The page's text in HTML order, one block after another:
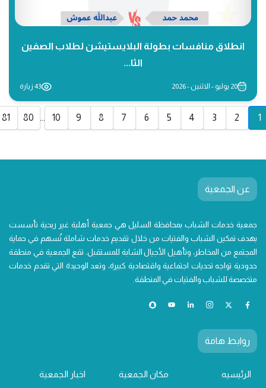
انطلاق منافسات بطولة البلايستيشن لطلاب الصفين
الثا...
20 يوليو - الاثنين - 2026 43 زيارة
1
2
3
4
5
6
7
8
9
10
...
80
81
عن الجمعية
جمعية خدمات الشباب بمحافظة السليل هي جمعية أهلية غير ربحية تأسست
بهدف تمكين الشباب والفتيات من خلال تقديم خدمات شاملة تُسهم في حماية
المجتمع من المخاطر، وتأهيل الأجيال الشابة للمستقبل. تقع الجمعية في منطقة
حدودية تواجه تحديات اجتماعية واقتصادية كبيرة، وتعد الوحيدة التي تقدم خدمات
متخصصة للشباب والفتيات في المنطقة.
روابط هامة
الرئيسيه مكان الجمعية
اخبار الجمعية